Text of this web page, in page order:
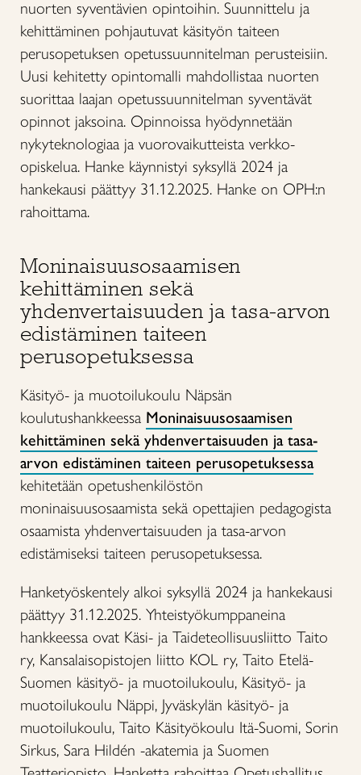
nuorten syventävien opintoihin. Suunnittelu ja
kehittäminen pohjautuvat käsityön taiteen
perusopetuksen opetussuunnitelman perusteisiin.
Uusi kehitetty opintomalli mahdollistaa nuorten
suorittaa laajan opetussuunnitelman syventävät
opinnot jaksoina. Opinnoissa hyödynnetään
nykyteknologiaa ja vuorovaikutteista verkko-
opiskelua. Hanke käynnistyi syksyllä 2024 ja
hankekausi päättyy 31.12.2025. Hanke on OPH:n
rahoittama.
Moninaisuusosaamisen
kehittäminen sekä
yhdenvertaisuuden ja tasa-arvon
edistäminen taiteen
perusopetuksessa
Käsityö- ja muotoilukoulu Näpsän
koulutushankkeessa Moninaisuusosaamisen
kehittäminen sekä yhdenvertaisuuden ja tasa-
arvon edistäminen taiteen perusopetuksessa
kehitetään opetushenkilöstön
moninaisuusosaamista sekä opettajien pedagogista
osaamista yhdenvertaisuuden ja tasa-arvon
edistämiseksi taiteen perusopetuksessa.
Hanketyöskentely alkoi syksyllä 2024 ja hankekausi
päättyy 31.12.2025. Yhteistyökumppaneina
hankkeessa ovat Käsi- ja Taideteollisuusliitto Taito
ry, Kansalaisopistojen liitto KOL ry, Taito Etelä-
Suomen käsityö- ja muotoilukoulu, Käsityö- ja
muotoilukoulu Näppi, Jyväskylän käsityö- ja
muotoilukoulu, Taito Käsityökoulu Itä-Suomi, Sorin
Sirkus, Sara Hildén -akatemia ja Suomen